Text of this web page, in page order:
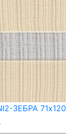
ЗЕБРА 71x120